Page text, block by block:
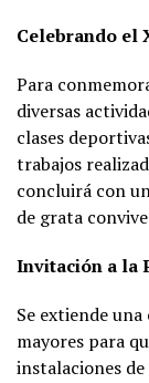
Celebrando el
Para
diversas
clases
trabajos
concluirá con
de grata
Invitación a la
Se extiende
mayores para
instalaciones de